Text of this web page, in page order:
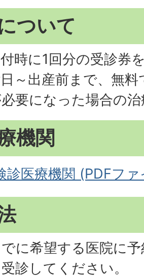
ついて
時に1回分の受診券
～出産前まで、無
要になった場合の
機関
診医療機関 (PDFフ
に希望する医院に
診してください。